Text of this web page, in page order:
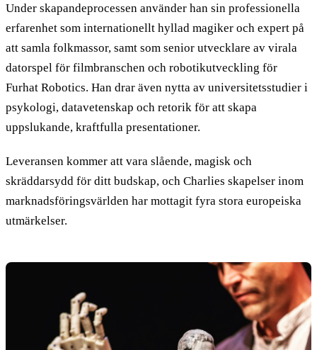
Under skapandeprocessen använder han sin professionella
erfarenhet som internationellt hyllad magiker och expert på
att samla folkmassor, samt som senior utvecklare av virala
datorspel för filmbranschen och robotikutveckling för
Furhat Robotics. Han drar även nytta av universitetsstudier i
psykologi, datavetenskap och retorik för att skapa
uppslukande, kraftfulla presentationer.
Leveransen kommer att vara slående, magisk och
skräddarsydd för ditt budskap, och Charlies skapelser inom
marknadsföringsvärlden har mottagit fyra stora europeiska
utmärkelser.